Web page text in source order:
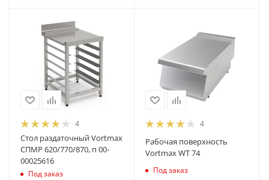
4
Стол раздаточный Vortmax
СПМР 620/770/870, п 00-
00025616
Под заказ
4
Рабочая поверхность
Vortmax WT 74
Под заказ